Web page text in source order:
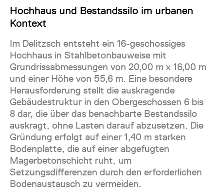
Hochhaus und Bestandssilo im urbanen
Kontext
Im Delitzsch entsteht ein 16-geschossiges
Hochhaus in Stahlbetonbauweise mit
Grundrissabmessungen von 20,00 m x 16,00 m
und einer Höhe von 55,6 m. Eine besondere
Herausforderung stellt die auskragende
Gebäudestruktur in den Obergeschossen 6 bis
8 dar, die über das benachbarte Bestandssilo
auskragt, ohne Lasten darauf abzusetzen. Die
Gründung erfolgt auf einer 1,40 m starken
Bodenplatte, die auf einer abgefugten
Magerbetonschicht ruht, um
Setzungsdifferenzen durch den erforderlichen
Bodenaustausch zu vermeiden.